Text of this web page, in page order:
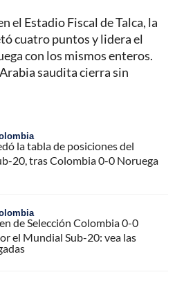
el Estadio Fiscal de Talca, la
cuatro puntos y lidera el
con los mismos enteros.
saudita cierra sin
la tabla de posiciones del
20, tras Colombia 0-0 Noruega
de Selección Colombia 0-0
el Mundial Sub-20: vea las